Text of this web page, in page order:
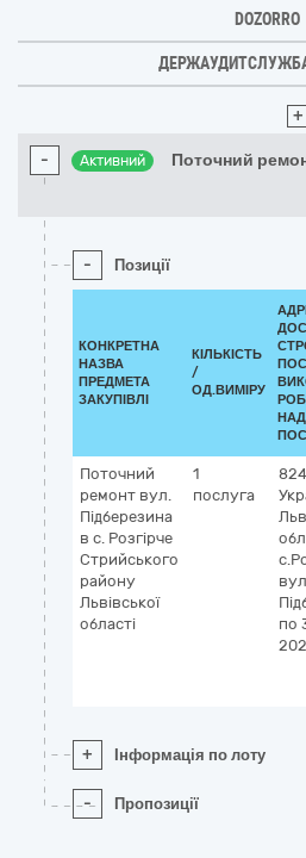
DOZORRO
+
- Активний Поточний
- Позиції
КОНКРЕТНА
НАЗВА
ПРЕДМЕТА
ЗАКУПІВЛІ
КІЛЬКІСТЬ
/
ОД.ВИМІРУ
Поточний
ремонт вул.
Підберезина
в с. Розгірче
Стрийського
району
Львівської
області
1
послуга
по
+ Інформація по лоту
- Пропозиції